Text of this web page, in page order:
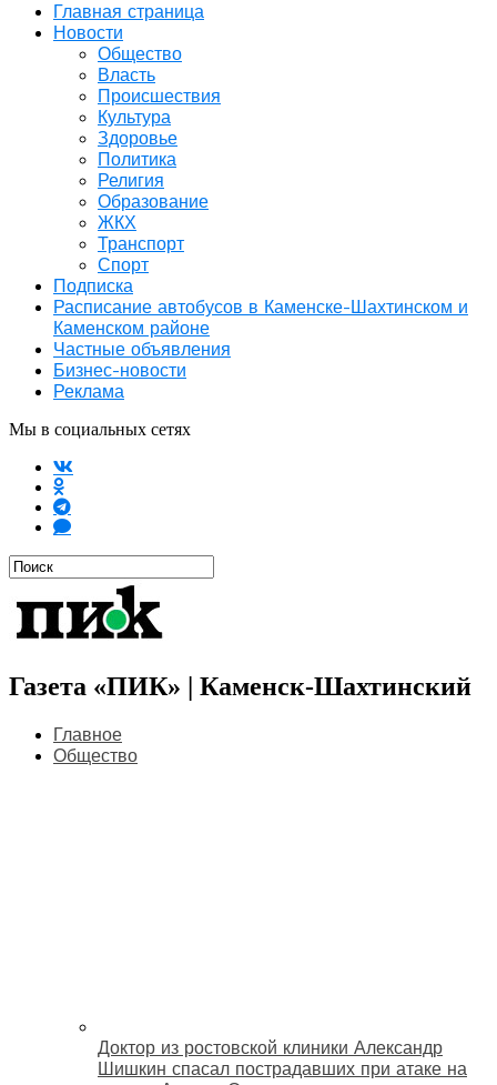
Главная страница
Новости
Общество
Власть
Происшествия
Культура
Здоровье
Политика
Религия
Образование
ЖКХ
Транспорт
Спорт
Подписка
Расписание автобусов в Каменске-Шахтинском и
Каменском районе
Частные объявления
Бизнес-новости
Реклама
Мы в социальных сетях
Газета «ПИК» | Каменск-Шахтинский
Главное
Общество
Доктор из ростовской клиники Александр
Шишкин спасал пострадавших при атаке на